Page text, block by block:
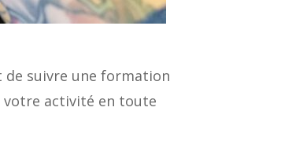
de suivre une formation
votre activité en toute